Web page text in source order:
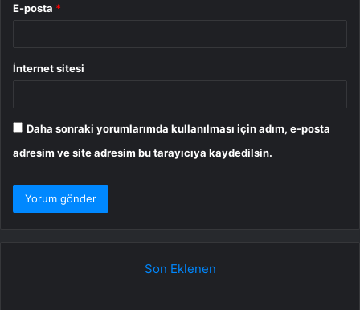
E-posta *
İnternet sitesi
Daha sonraki yorumlarımda kullanılması için adım, e-posta
adresim ve site adresim bu tarayıcıya kaydedilsin.
Son Eklenen